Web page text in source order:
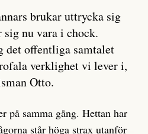
brukar uttrycka sig
nu vara i chock.
det offentliga samtalet
verklighet vi lever i,
Otto.
på samma gång. Hettan har
står höga strax utanför